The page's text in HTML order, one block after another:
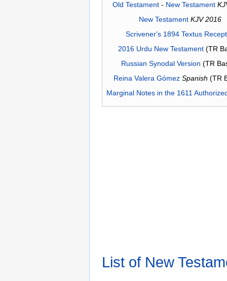
Old Testament- New Testament
New Testament KJV 2016
Scrivener's 1894 Textus
2016 Urdu New Testament(TR
Russian Synodal Version (TR
Reina Valera Gómez Spanish (TR
Marginal Notes in the 1611
List of New